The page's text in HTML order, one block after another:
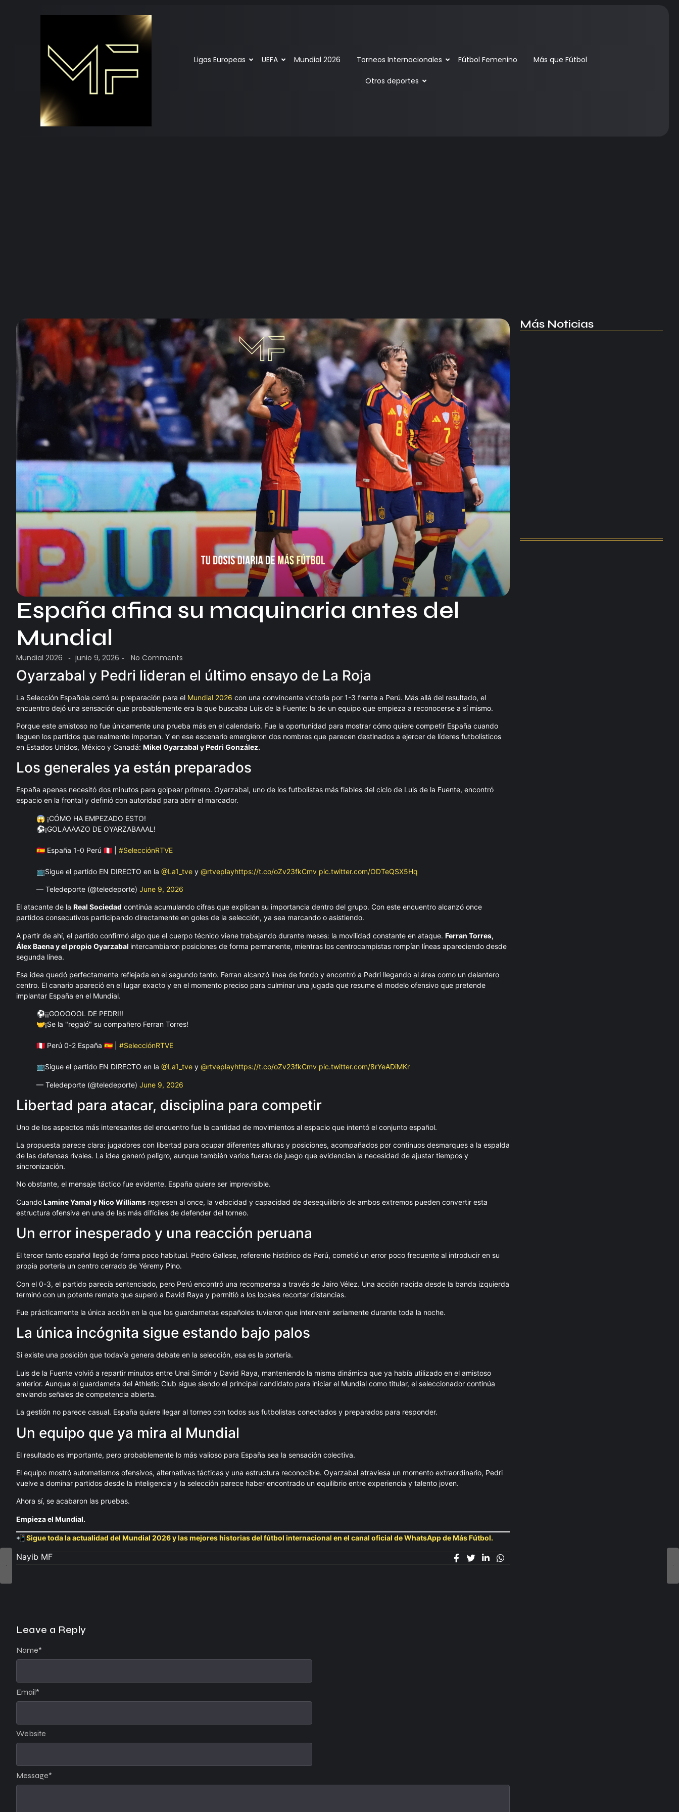
Ligas Europeas UEFA Mundial 2026 Torneos Internacionales Fútbol Femenino Más que Fútbol
Otros deportes
España afina su maquinaria antes del
Mundial
Mundial 2026 - junio 9, 2026 - No Comments
Oyarzabal y Pedri lideran el último ensayo de La Roja
La Selección Española cerró su preparación para el Mundial 2026 con una convincente victoria por 1-3 frente a Perú. Más allá del resultado, el
encuentro dejó una sensación que probablemente era la que buscaba Luis de la Fuente: la de un equipo que empieza a reconocerse a sí mismo.
Porque este amistoso no fue únicamente una prueba más en el calendario. Fue la oportunidad para mostrar cómo quiere competir España cuando
lleguen los partidos que realmente importan. Y en ese escenario emergieron dos nombres que parecen destinados a ejercer de líderes futbolísticos
en Estados Unidos, México y Canadá: Mikel Oyarzabal y Pedri González.
Los generales ya están preparados
España apenas necesitó dos minutos para golpear primero. Oyarzabal, uno de los futbolistas más fiables del ciclo de Luis de la Fuente, encontró
espacio en la frontal y definió con autoridad para abrir el marcador.
😱 ¡CÓMO HA EMPEZADO ESTO!
⚽️¡GOLAAAAZO DE OYARZABAAAL!
🇪🇸 España 1-0 Perú 🇵🇪 | #SelecciónRTVE
📺Sigue el partido EN DIRECTO en la @La1_tve y @rtveplayhttps://t.co/oZv23fkCmv pic.twitter.com/ODTeQSX5Hq
— Teledeporte (@teledeporte) June 9, 2026
El atacante de la Real Sociedad continúa acumulando cifras que explican su importancia dentro del grupo. Con este encuentro alcanzó once
partidos consecutivos participando directamente en goles de la selección, ya sea marcando o asistiendo.
A partir de ahí, el partido confirmó algo que el cuerpo técnico viene trabajando durante meses: la movilidad constante en ataque. Ferran Torres,
Álex Baena y el propio Oyarzabal intercambiaron posiciones de forma permanente, mientras los centrocampistas rompían líneas apareciendo desde
segunda línea.
Esa idea quedó perfectamente reflejada en el segundo tanto. Ferran alcanzó línea de fondo y encontró a Pedri llegando al área como un delantero
centro. El canario apareció en el lugar exacto y en el momento preciso para culminar una jugada que resume el modelo ofensivo que pretende
implantar España en el Mundial.
⚽️¡¡GOOOOOL DE PEDRI!!
🤝¡Se la "regaló" su compañero Ferran Torres!
🇵🇪 Perú 0-2 España 🇪🇸 | #SelecciónRTVE
📺Sigue el partido EN DIRECTO en la @La1_tve y @rtveplayhttps://t.co/oZv23fkCmv pic.twitter.com/8rYeADiMKr
— Teledeporte (@teledeporte) June 9, 2026
Libertad para atacar, disciplina para competir
Uno de los aspectos más interesantes del encuentro fue la cantidad de movimientos al espacio que intentó el conjunto español.
La propuesta parece clara: jugadores con libertad para ocupar diferentes alturas y posiciones, acompañados por continuos desmarques a la espalda
de las defensas rivales. La idea generó peligro, aunque también varios fueras de juego que evidencian la necesidad de ajustar tiempos y
sincronización.
No obstante, el mensaje táctico fue evidente. España quiere ser imprevisible.
CuandoLamine Yamal y Nico Williams regresen al once, la velocidad y capacidad de desequilibrio de ambos extremos pueden convertir esta
estructura ofensiva en una de las más difíciles de defender del torneo.
Un error inesperado y una reacción peruana
El tercer tanto español llegó de forma poco habitual. Pedro Gallese, referente histórico de Perú, cometió un error poco frecuente al introducir en su
propia portería un centro cerrado de Yéremy Pino.
Con el 0-3, el partido parecía sentenciado, pero Perú encontró una recompensa a través de Jairo Vélez. Una acción nacida desde la banda izquierda
terminó con un potente remate que superó a David Raya y permitió a los locales recortar distancias.
Fue prácticamente la única acción en la que los guardametas españoles tuvieron que intervenir seriamente durante toda la noche.
La única incógnita sigue estando bajo palos
Si existe una posición que todavía genera debate en la selección, esa es la portería.
Luis de la Fuente volvió a repartir minutos entre Unai Simón y David Raya, manteniendo la misma dinámica que ya había utilizado en el amistoso
anterior. Aunque el guardameta del Athletic Club sigue siendo el principal candidato para iniciar el Mundial como titular, el seleccionador continúa
enviando señales de competencia abierta.
La gestión no parece casual. España quiere llegar al torneo con todos sus futbolistas conectados y preparados para responder.
Un equipo que ya mira al Mundial
El resultado es importante, pero probablemente lo más valioso para España sea la sensación colectiva.
El equipo mostró automatismos ofensivos, alternativas tácticas y una estructura reconocible. Oyarzabal atraviesa un momento extraordinario, Pedri
vuelve a dominar partidos desde la inteligencia y la selección parece haber encontrado un equilibrio entre experiencia y talento joven.
Ahora sí, se acabaron las pruebas.
Empieza el Mundial.
📲 Sigue toda la actualidad del Mundial 2026 y las mejores historias del fútbol internacional en el canal oficial de WhatsApp de Más Fútbol.
Nayib MF
Leave a Reply
Message*
Name*
Email*
Website
Más Noticias